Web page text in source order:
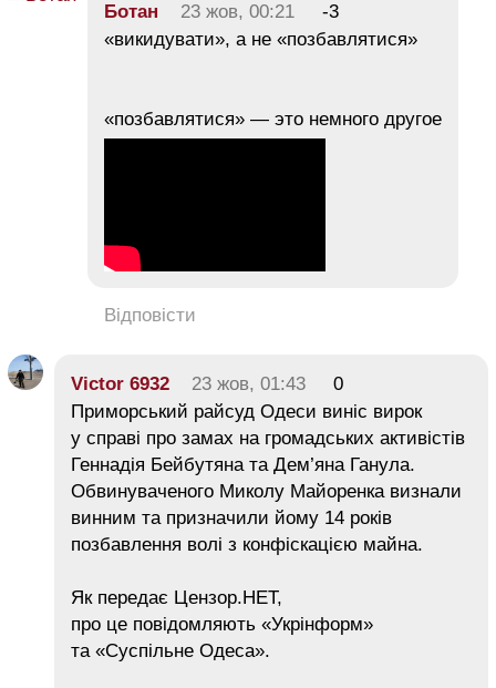
Ботан 23 жов, 00:21
-3
«викидувати», а не «позбавлятися»
«позбавлятися» — это немного другое
Відповісти
Victor 6932 23 жов, 01:43
0
Приморський райсуд Одеси виніс вирок
у справі про замах на громадських активістів
Геннадія Бейбутяна та Дем’яна Ганула.
Обвинуваченого Миколу Майоренка визнали
винним та призначили йому 14 років
позбавлення волі з конфіскацією майна.
Як передає Цензор.НЕТ,
про це повідомляють «Укрінформ»
та «Суспільне Одеса».